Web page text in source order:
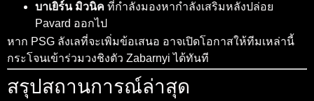
บาเยิร์น มิวนิค ที่กำลังมองหากำลังเสริมหลังปล่อย
Pavard ออกไป
หาก PSG ลังเลที่จะเพิ่มข้อเสนอ อาจเปิดโอกาสให้ทีมเหล่านี้
กระโจนเข้าร่วมวงชิงตัว Zabarnyi ได้ทันที
สรุปสถานการณ์ล่าสุด